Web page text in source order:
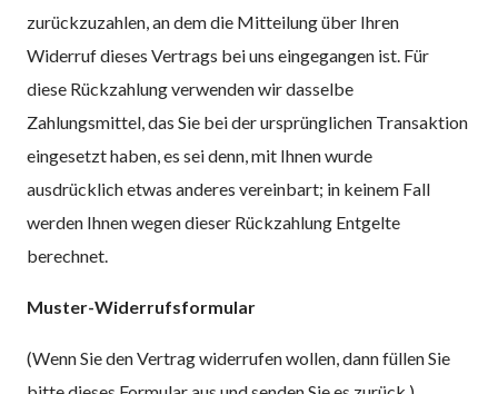
zurückzuzahlen, an dem die Mitteilung über Ihren
Widerruf dieses Vertrags bei uns eingegangen ist. Für
diese Rückzahlung verwenden wir dasselbe
Zahlungsmittel, das Sie bei der ursprünglichen Transaktion
eingesetzt haben, es sei denn, mit Ihnen wurde
ausdrücklich etwas anderes vereinbart; in keinem Fall
werden Ihnen wegen dieser Rückzahlung Entgelte
berechnet.
Muster-Widerrufsformular
(Wenn Sie den Vertrag widerrufen wollen, dann füllen Sie